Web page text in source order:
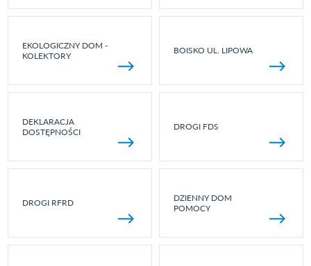
EKOLOGICZNY DOM -
KOLEKTORY
BOISKO UL. LIPOWA
DEKLARACJA
DOSTĘPNOŚCI
DROGI FDS
DROGI RFRD
DZIENNY DOM
POMOCY